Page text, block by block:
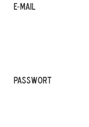
E-Mail
Passwort